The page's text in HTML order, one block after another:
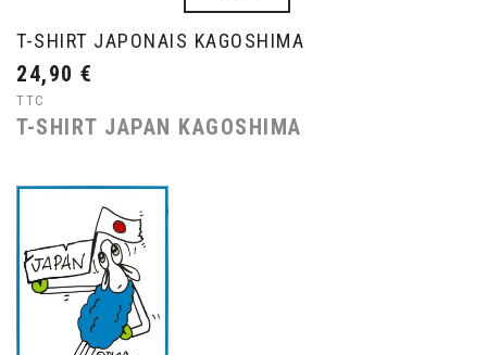
T-SHIRT JAPONAIS KAGOSHIMA
24,90 €
TTC
T-SHIRT JAPAN KAGOSHIMA